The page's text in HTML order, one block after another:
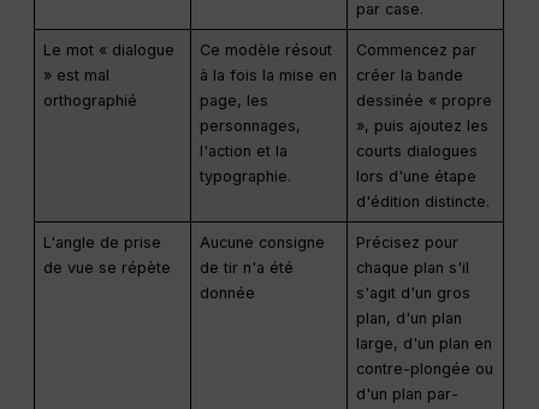
par case.
Le mot « dialogue
» est mal
orthographié
Ce modèle résout
à la fois la mise en
page, les
personnages,
l'action et la
typographie.
Commencez par
créer la bande
dessinée « propre
», puis ajoutez les
courts dialogues
lors d'une étape
d'édition distincte.
L'angle de prise
de vue se répète
Aucune consigne
de tir n'a été
donnée
Précisez pour
chaque plan s'il
s'agit d'un gros
plan, d'un plan
large, d'un plan en
contre-plongée ou
d'un plan par-